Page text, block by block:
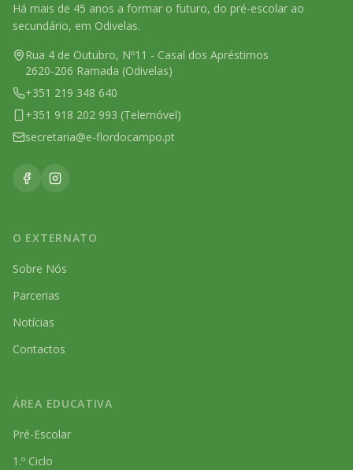
Há mais de 45 anos a formar o futuro, do pré-escolar ao
secundário, em Odivelas.
Rua 4 de Outubro, Nº11 - Casal dos Apréstimos
2620-206 Ramada (Odivelas)
+351 219 348 640
+351 918 202 993 (Telemóvel)
secretaria@e-flordocampo.pt
O EXTERNATO
Sobre Nós
Parcerias
Notícias
Contactos
ÁREA EDUCATIVA
Pré-Escolar
1.º Ciclo